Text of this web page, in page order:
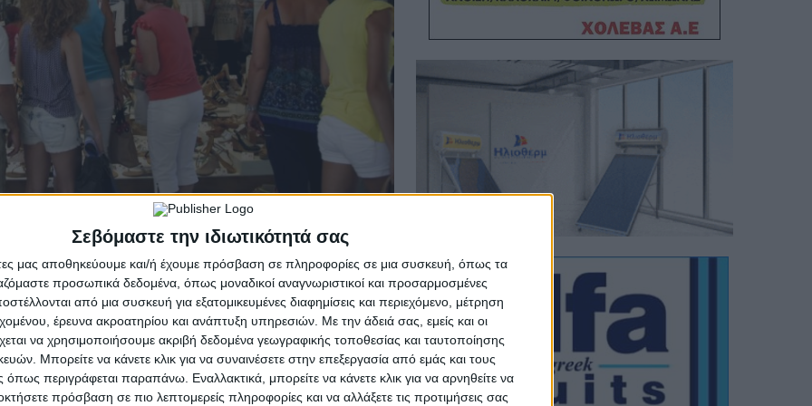
Σεβόμαστε την ιδιωτικότητά σας
μας αποθηκεύουμε και/ή έχουμε πρόσβαση σε πληροφορίες σε μια συσκευή, όπως τα
προσωπικά δεδομένα, όπως μοναδικοί αναγνωριστικοί και προσαρμοσμένες
από μια συσκευή για εξατομικευμένες διαφημίσεις και περιεχόμενο, μέτρηση
έρευνα ακροατηρίου και ανάπτυξη υπηρεσιών. Με την άδειά σας, εμείς και οι
να χρησιμοποιήσουμε ακριβή δεδομένα γεωγραφικής τοποθεσίας και ταυτοποίησης
Μπορείτε να κάνετε κλικ για να συναινέσετε στην επεξεργασία από εμάς και τους
περιγράφεται παραπάνω. Εναλλακτικά, μπορείτε να κάνετε κλικ για να αρνηθείτε να
πρόσβαση σε πιο λεπτομερείς πληροφορίες και να αλλάξετε τις προτιμήσεις σας
αλλά η κίνηση στην αγορά ήταν κάτω από τις
συνέπεια να έχουμε χαμηλή επισκεψιμότητα, μικρό
και με την αντίστοιχη περυσινή περίοδο. Η εξέλιξη
η εικόνα στην αγορά δεν αλλάζει ,ενώ το κόστος
μαζί με την τεκμαρτή φορολόγηση πιέζουν συνεχώς τις
Δήμου Αγρινίου ΣΕΕΔΑ για ακόμη μια φορά θέλει…